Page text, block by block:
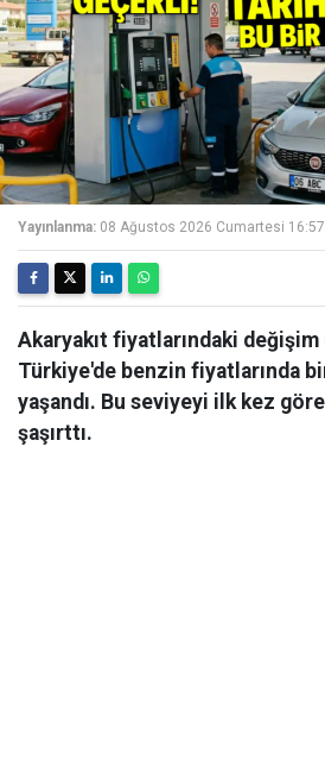
Yayınlanma: 08 Ağustos 2026 Cumartesi 16:57
Akaryakıt fiyatlarındaki
Türkiye'de benzin fiyatlarında
yaşandı. Bu seviyeyi ilk kez
şaşırttı.